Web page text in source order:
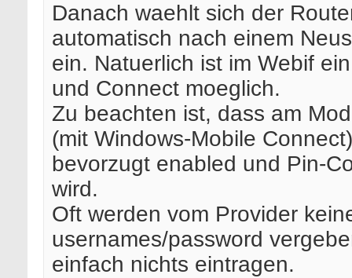
Danach waehlt sich der
automatisch nach einem
ein. Natuerlich ist im Webif
und Connect moeglich.
Zu beachten ist, dass am
(mit Windows-Mobile
bevorzugt enabled und Pin-
wird.
Oft werden vom Provider
usernames/password
einfach nichts eintragen.